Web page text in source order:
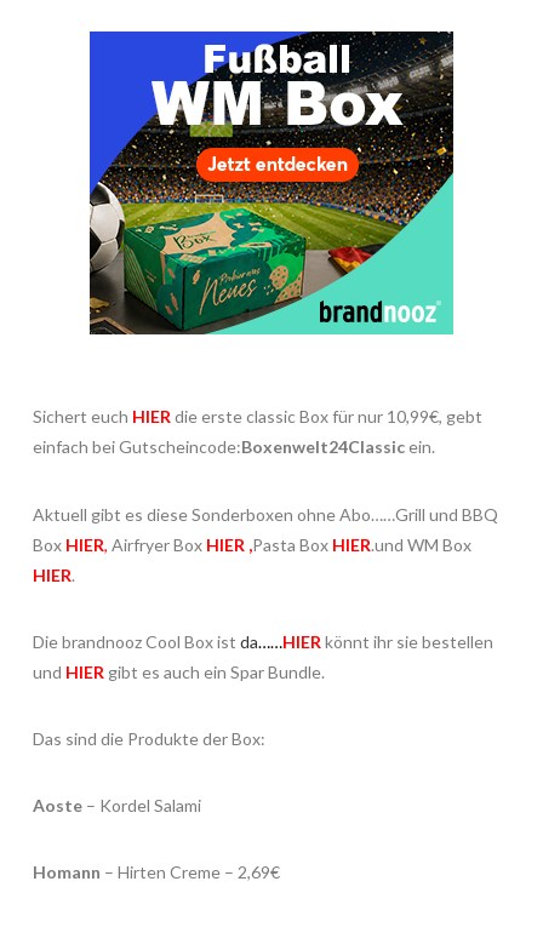
Sichert euch HIERdie erste classic Box für nur 10,99€, gebt
einfach bei Gutscheincode:Boxenwelt24Classicein.
Aktuell gibt es diese Sonderboxen ohne Abo……Grill und BBQ
Box HIER, Airfryer Box HIER ,Pasta Box HIER.und WM Box
HIER.
Die brandnooz Cool Box ist da……HIER könnt ihr sie bestellen
und HIER gibt es auch ein Spar Bundle.
Das sind die Produkte der Box:
Aoste– Kordel Salami
Homann – Hirten Creme – 2,69€